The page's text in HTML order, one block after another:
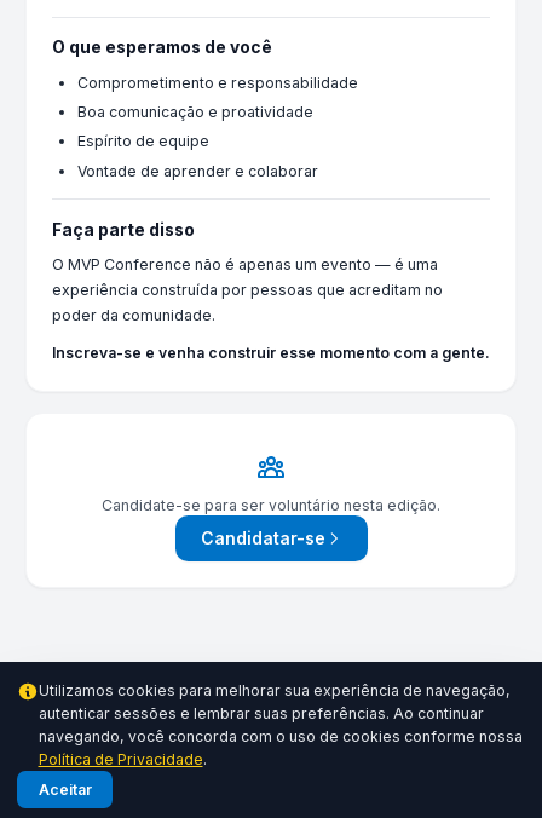
O que esperamos de você
Comprometimento e responsabilidade
Boa comunicação e proatividade
Espírito de equipe
Vontade de aprender e colaborar
Faça parte disso
O MVP Conference não é apenas um evento — é uma
experiência construída por pessoas que acreditam no
poder da comunidade.
Inscreva-se e venha construir esse momento com a gente.
Candidate-se para ser voluntário nesta edição.
Candidatar-se
Utilizamos cookies para melhorar sua experiência de navegação,
autenticar sessões e lembrar suas preferências. Ao continuar
navegando, você concorda com o uso de cookies conforme nossa
Política de Privacidade.
Aceitar